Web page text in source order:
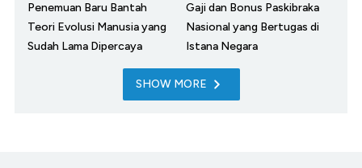
Penemuan Baru Bantah
Teori Evolusi Manusia yang
Sudah Lama Dipercaya
Gaji dan Bonus Paskibraka
Nasional yang Bertugas di
Istana Negara
SHOW MORE